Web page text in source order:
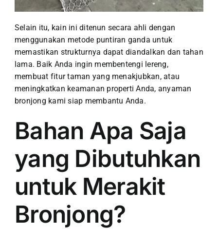
Selain itu, kain ini ditenun secara ahli dengan
menggunakan metode puntiran ganda untuk
memastikan strukturnya dapat diandalkan dan tahan
lama. Baik Anda ingin membentengi lereng,
membuat fitur taman yang menakjubkan, atau
meningkatkan keamanan properti Anda, anyaman
bronjong kami siap membantu Anda.
Bahan Apa Saja
yang Dibutuhkan
untuk Merakit
Bronjong?